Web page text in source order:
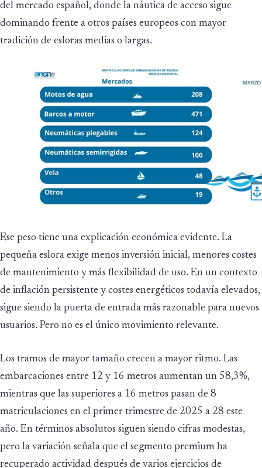
del mercado español, donde la náutica de acceso sigue
dominando frente a otros países europeos con mayor
tradición de esloras medias o largas.
Ese peso tiene una explicación económica evidente. La
pequeña eslora exige menos inversión inicial, menores costes
de mantenimiento y más flexibilidad de uso. En un contexto
de inflación persistente y costes energéticos todavía elevados,
sigue siendo la puerta de entrada más razonable para nuevos
usuarios. Pero no es el único movimiento relevante.
Los tramos de mayor tamaño crecen a mayor ritmo. Las
embarcaciones entre 12 y 16 metros aumentan un 58,3%,
mientras que las superiores a 16 metros pasan de 8
matriculaciones en el primer trimestre de 2025 a 28 este
año. En términos absolutos siguen siendo cifras modestas,
pero la variación señala que el segmento premium ha
recuperado actividad después de varios ejercicios de